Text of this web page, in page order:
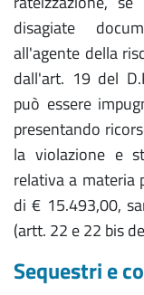
disagiate
all'agente della
dall'art. 19 del
può essere
presentando
la violazione e
relativa a materia
di € 15.493,00,
(artt. 22 e 22 bis
Sequestri e